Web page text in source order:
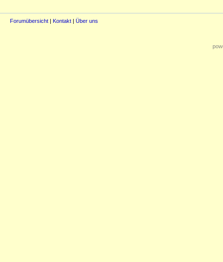
Forumübersicht | Kontakt | Über uns